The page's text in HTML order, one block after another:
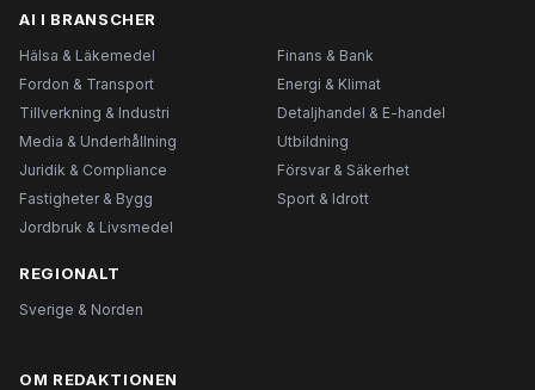
AI I BRANSCHER
Hälsa & Läkemedel
Finans & Bank
Fordon & Transport
Energi & Klimat
Tillverkning & Industri
Detaljhandel & E-handel
Media & Underhållning
Utbildning
Juridik & Compliance
Försvar & Säkerhet
Fastigheter & Bygg
Sport & Idrott
Jordbruk & Livsmedel
REGIONALT
Sverige & Norden
OM REDAKTIONEN